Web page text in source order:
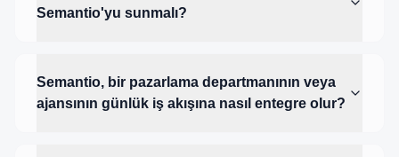
Semantio'yu sunmalı?
Semantio, bir pazarlama departmanının veya
ajansının günlük iş akışına nasıl entegre olur?